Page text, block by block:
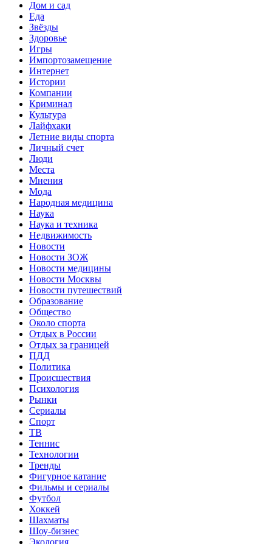
Дом и сад
Еда
Звёзды
Здоровье
Игры
Импортозамещение
Интернет
Истории
Компании
Криминал
Культура
Лайфхаки
Летние виды спорта
Личный счет
Люди
Места
Мнения
Мода
Народная медицина
Наука
Наука и техника
Недвижимость
Новости
Новости ЗОЖ
Новости медицины
Новости Москвы
Новости путешествий
Образование
Общество
Около спорта
Отдых в России
Отдых за границей
ПДД
Политика
Происшествия
Психология
Рынки
Сериалы
Спорт
ТВ
Теннис
Технологии
Тренды
Фигурное катание
Фильмы и сериалы
Футбол
Хоккей
Шахматы
Шоу-бизнес
Экология